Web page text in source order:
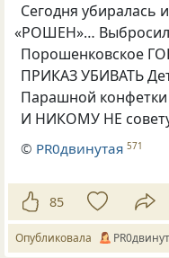
Сегодня убиралась
«РОШЕН»…
Порошенковское
ПРИКАЗ УБИВАТЬ
Парашной
И НИКОМУ НЕ
© PR0двинутая 571
85
Опубликовала